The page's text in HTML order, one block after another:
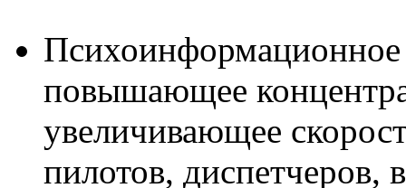
повышающее
увеличивающее
пилотов, диспетчеров,